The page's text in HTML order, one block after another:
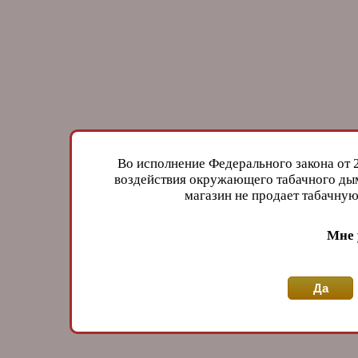
Во исполнение Федерального закона
воздействия окружающего табачного
магазин не продает
Мне
Да